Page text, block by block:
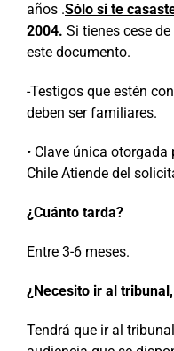
años .Sólo si te
2004. Si tienes cese
este documento.
-Testigos que estén
deben ser familiares.
• Clave única
Chile Atiende del
¿Cuánto tarda?
Entre 3-6 meses.
¿Necesito ir al
Tendrá que ir al